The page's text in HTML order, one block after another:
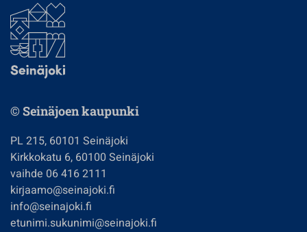
© Seinäjoen kaupunki
PL 215, 60101 Seinäjoki
Kirkkokatu 6, 60100 Seinäjoki
vaihde 06 416 2111
kirjaamo@seinajoki.fi
info@seinajoki.fi
etunimi.sukunimi@seinajoki.fi